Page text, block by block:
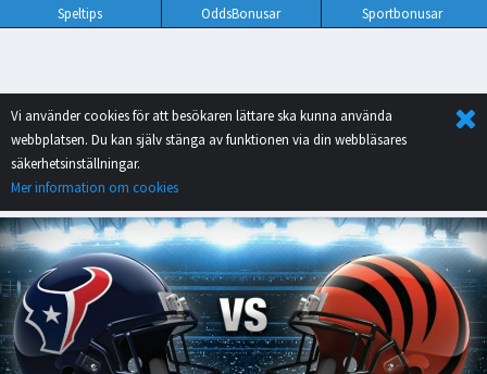
Speltips OddsBonusar Sportbonusar
Vi använder cookies för att besökaren lättare ska kunna använda
webbplatsen. Du kan själv stänga av funktionen via din webbläsares
säkerhetsinställningar.
Mer information om cookies